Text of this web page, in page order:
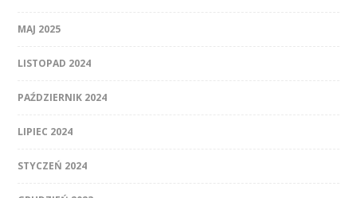
MAJ 2025
LISTOPAD 2024
PAŹDZIERNIK 2024
LIPIEC 2024
STYCZEŃ 2024